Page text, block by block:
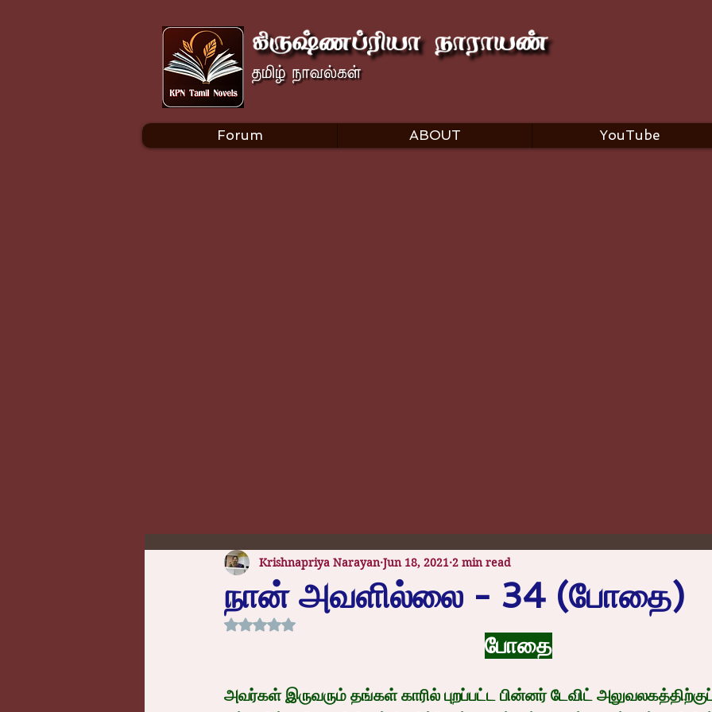
Forum ABOUT YouTube
நான் அவளில்லை - 34 (போதை)
Krishnapriya Narayan Jun 18, 2021 2 min read
Rated NaN out of 5 stars.
போதை
அவர்கள் இருவரும் தங்கள் காரில் புறப்பட்ட பின்னர் டேவிட் அலுவலகத்திற்குப்